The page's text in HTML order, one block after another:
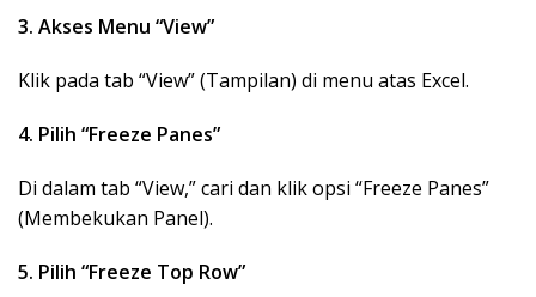
3. Akses Menu “View”
Klik pada tab “View” (Tampilan) di menu atas Excel.
4. Pilih “Freeze Panes”
Di dalam tab “View,” cari dan klik opsi “Freeze Panes”
(Membekukan Panel).
5. Pilih “Freeze Top Row”